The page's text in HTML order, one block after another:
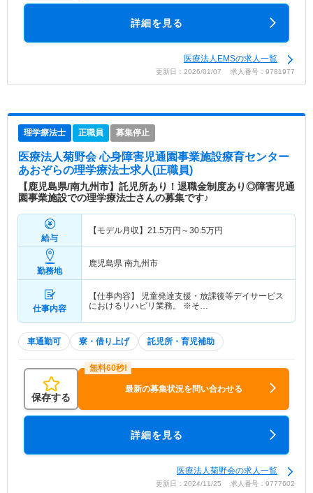
詳細を見る
医療法人EMSの求人一覧
更新日：2026/01/07 求人番号：9781977
理学療法士 正職員 募集停止
医療法人菊野会 心身障害児通園事業施設療育センター
あおぞらの理学療法士求人(正職員)
【鹿児島県/南九州市】託児所あり！退職金制度あり◎障害児通
園事業施設での理学療法士さんの募集です♪
給与
【モデル月収】 21.5万円～30.5万円
勤務地
鹿児島県 南九州市
仕事内容
【仕事内容】 児童発達支援・放課後等デイサービス
におけるリハビリ業務。 ※そ…
車通勤可 寮・借り上げ 託児所・育児補助
保存する
最新の募集状況を問い合わせる
詳細を見る
医療法人菊野会の求人一覧
更新日：2024/11/25 求人番号：9777602